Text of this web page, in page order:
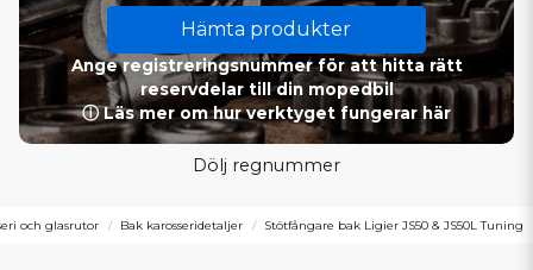
Hämta produkter
Ange registreringsnummer för att hitta rätt
reservdelar till din mopedbil
ⓘ Läs mer om hur verktyget fungerar här
Dölj regnummer
och glasrutor Bak karosseridetaljer Stötfångare bak Ligier JS50 & JS50L Tuning